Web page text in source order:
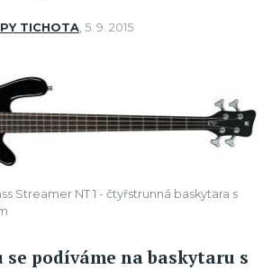
TICHOTA 5. 9. 2015
Streamer NT 1 - čtyřstrunná baskytara s
podíváme na baskytaru s